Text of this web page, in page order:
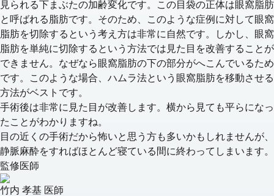
見られる下まぶたの加齢変化です。この目袋の正体は眼窩脂肪
と呼ばれる脂肪です。そのため、このような症例に対して眼窩
脂肪を切除するという考え方は非常に自然です。しかし、眼窩
脂肪を単純に切除するという方法では見た目を改善することが
できません。なぜなら眼窩脂肪の下の部分がへこんでいるため
です。このような場合、ハムラ法という眼窩脂肪を移動させる
方法がベストです。
手術後は非常に見た目が改善します。横から見ても平らになっ
たことがわかりますね。
目の近くの手術だから怖いと思う方も多いかもしれませんが、
静脈麻酔をすればほとんど寝ている間に終わってしまいます。
監修医師
竹内 孝基 医師